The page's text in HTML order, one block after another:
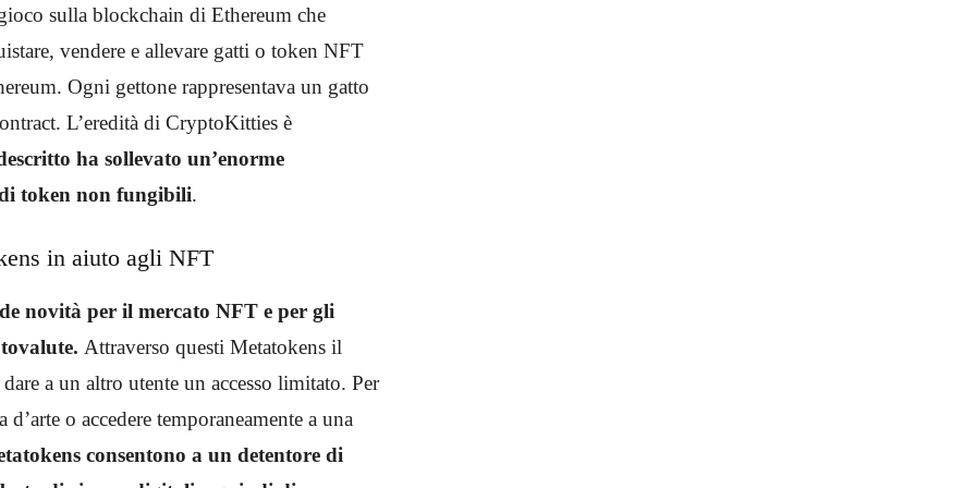
sulla blockchain di Ethereum che
vendere e allevare gatti o token NFT
Ogni gettone rappresentava un gatto
L’eredità di CryptoKitties è
ha sollevato un’enorme
di token non fungibili.
in aiuto agli NFT
novità per il mercato NFT e per gli
Attraverso questi Metatokens il
a un altro utente un accesso limitato. Per
o accedere temporaneamente a una
consentono a un detentore di